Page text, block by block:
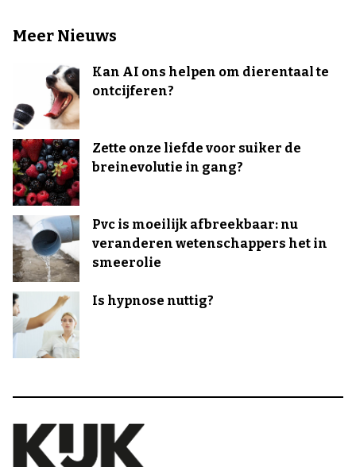
Meer Nieuws
Kan AI ons helpen om dierentaal te
ontcijferen?
Zette onze liefde voor suiker de
breinevolutie in gang?
Pvc is moeilijk afbreekbaar: nu
veranderen wetenschappers het in
smeerolie
Is hypnose nuttig?